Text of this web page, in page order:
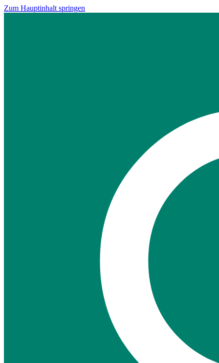
Zum Hauptinhalt springen